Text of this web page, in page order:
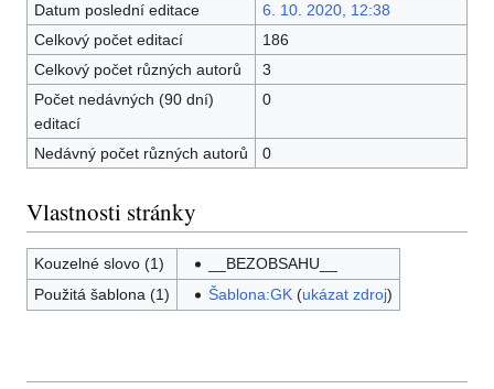
Datum poslední editace
6. 10. 2020, 12:38
Celkový počet editací
186
Celkový počet různých autorů
3
Počet nedávných (90 dní)
editací
0
Nedávný počet různých autorů 0
Vlastnosti stránky
Kouzelné slovo (1)
__BEZOBSAHU__
Použitá šablona (1)
Šablona:GK(ukázat zdroj)